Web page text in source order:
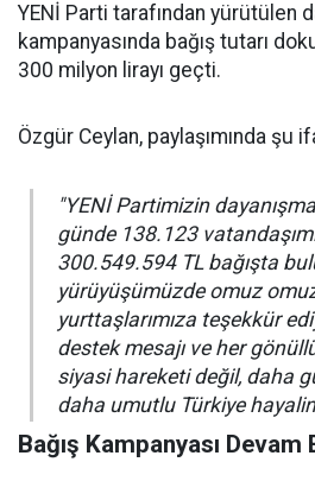
YENİ Parti tarafından yürütülen
kampanyasında bağış tutarı
300 milyon lirayı geçti.
Özgür Ceylan, paylaşımında şu
"YENİ Partimizin
günde 138.123
300.549.594 TL bağışta
yürüyüşümüzde omuz
yurttaşlarımıza teşekkür
destek mesajı ve her
siyasi hareketi değil, daha
daha umutlu Türkiye
Bağış Kampanyası Devam